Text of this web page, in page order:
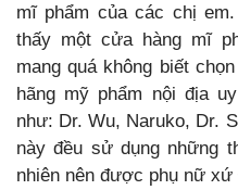
mĩ phẩm của các chị
thấy một cửa hàng mĩ
mang quá không biết
hãng mỹ phẩm nội địa
như: Dr. Wu, Naruko, Dr.
này đều sử dụng những
nhiên nên được phụ nữ